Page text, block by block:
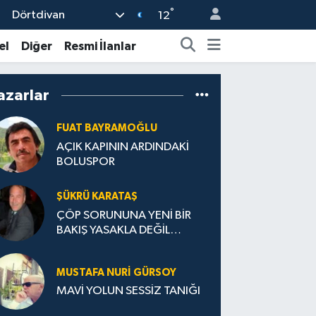
Dörtdivan 12°
Diğer Resmi İlanlar
FUAT BAYRAMOĞLU
AÇIK KAPININ ARDINDAKİ
BOLUSPOR
ŞÜKRÜ KARATAŞ
ÇÖP SORUNUNA YENİ BİR
BAKIŞ YASAKLA DEĞİL
MUSTAFA NURI GÜRSOY
MAVİ YOLUN SESSİZ TANIĞI